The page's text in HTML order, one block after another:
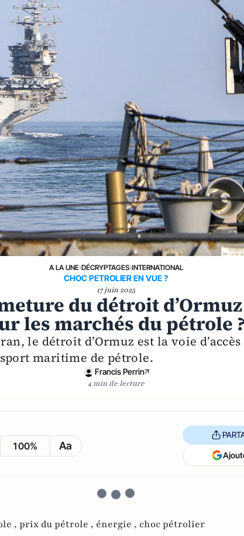
A LA UNE›DÉCRYPTAGES›INTERNATIONAL
CHOC PETROLIER EN VUE ?
17 juin 2025
du détroit
les marchés du pétrole ?
le détroit d’Ormuz est la voie
maritime de pétrole.
Francis Perrin
4 min de lecture
100% Aa
, prix du pétrole , énergie , choc pétrolier